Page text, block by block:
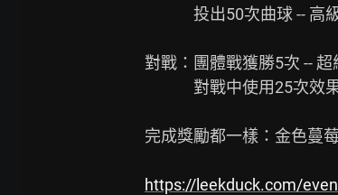
投出50次曲球 -- 高級
對戰：團體戰獲勝5次 -- 超
對戰中使用25次效果
完成獎勵都一樣：金色蔓
https://leekduck.com/